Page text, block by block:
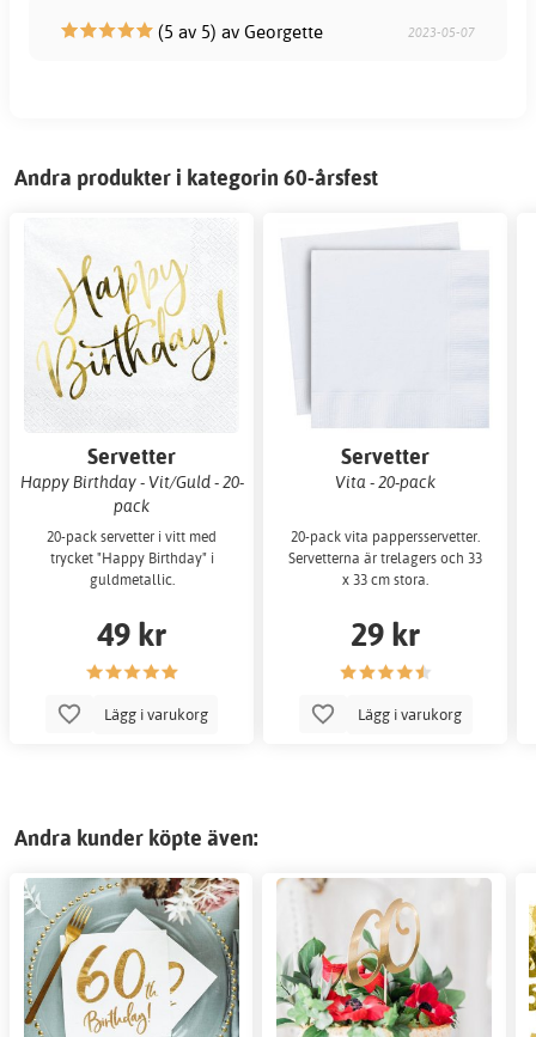
(5 av 5) av Georgette 2023-05-07
Andra produkter i kategorin 60-årsfest
Servetter
Happy Birthday - Vit/Guld - 20-
pack
20-pack servetter i vitt med
trycket "Happy Birthday" i
guldmetallic.
49 kr
Lägg i varukorg
Servetter
Vita - 20-pack
20-pack vita pappersservetter.
Servetterna är trelagers och 33
x 33 cm stora.
29 kr
Lägg i varukorg
Andra kunder köpte även: